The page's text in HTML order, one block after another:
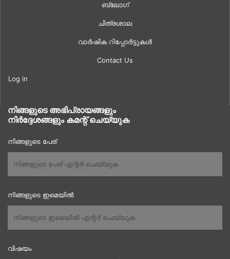
ബ്ലോഗ്
ചിത്രശാല
വാർഷിക റിപ്പോർട്ടുകൾ
Contact Us
Log in
നിങ്ങളുടെ അഭിപ്രായങ്ങളും
നിർദ്ദേശങ്ങളും കമന്റ് ചെയ്യുക
നിങ്ങളുടെ പേര്
നിങ്ങളുടെ ഇമെയിൽ
വിഷയം